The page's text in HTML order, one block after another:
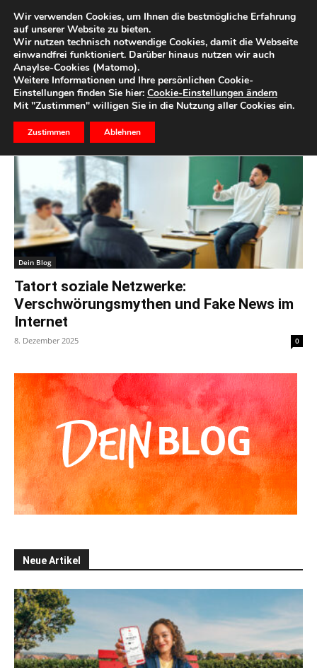
Start Schlagworte Tatort soziale Netzwerke
Schlagwort: Tatort soziale
Netzwerke
Dein Blog
Tatort soziale Netzwerke:
Verschwörungsmythen und Fake News im
Internet
8. Dezember 2025 0
Neue Artikel
Wir verwenden Cookies, um Ihnen die bestmögliche Erfahrung
auf unserer Website zu bieten.
Wir nutzen technisch notwendige Cookies, damit die Webseite
einwandfrei funktioniert. Darüber hinaus nutzen wir auch
Anaylse-Cookies (Matomo).
Weitere Informationen und Ihre persönlichen Cookie-
Einstellungen finden Sie hier: Cookie-Einstellungen ändern
Mit "Zustimmen" willigen Sie in die Nutzung aller Cookies ein.
Zustimmen Ablehnen